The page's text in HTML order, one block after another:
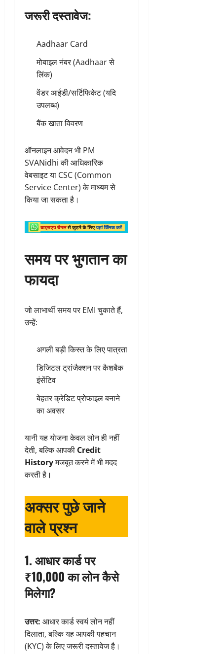
जरूरी दस्तावेज:
Aadhaar Card
मोबाइल नंबर (Aadhaar से
लिंक)
वेंडर आईडी/सर्टिफिकेट (यदि
उपलब्ध)
बैंक खाता विवरण
ऑनलाइन आवेदन भी PM
SVANidhi की आधिकारिक
वेबसाइट या CSC (Common
Service Center) के माध्यम से
किया जा सकता है।
समय पर भुगतान का
फायदा
जो लाभार्थी समय पर EMI चुकाते हैं,
उन्हें:
अगली बड़ी किस्त के लिए पात्रता
डिजिटल ट्रांजैक्शन पर कैशबैक
इंसेंटिव
बेहतर क्रेडिट प्रोफाइल बनाने
का अवसर
यानी यह योजना केवल लोन ही नहीं
देती, बल्कि आपकी Credit
Historyमजबूत करने में भी मदद
करती है।
अक्सर पुछे जाने
वाले प्रश्न
1. आधार कार्ड पर
₹10,000 का लोन कैसे
मिलेगा?
उत्तर: आधार कार्ड स्वयं लोन नहीं
दिलाता, बल्कि यह आपकी पहचान
(KYC) के लिए जरूरी दस्तावेज है।